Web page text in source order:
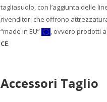
tagliasuolo, con l’aggiunta delle
rivenditori che offrono
“made in EU”
, ovvero prodotti
CE.
Accessori Taglio